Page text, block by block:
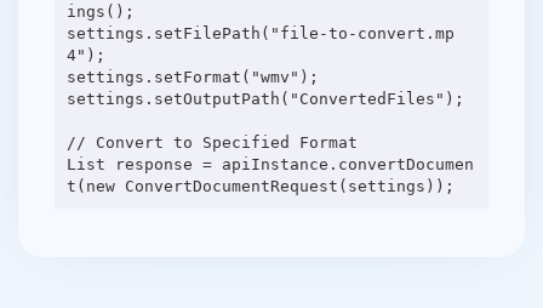
ings();
settings.setFilePath("file-to-convert.mp
4");
settings.setFormat("wmv");
settings.setOutputPath("ConvertedFiles");
// Convert to Specified Format
List response = apiInstance.convertDocumen